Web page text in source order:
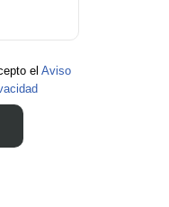
el Aviso